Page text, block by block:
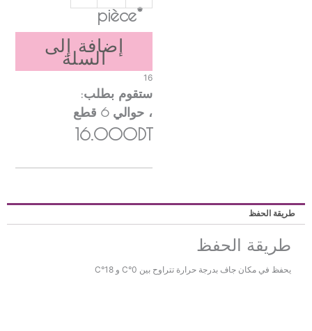
إضافة إلى
السلة
ستقوم بطلب:
، حوالي6 قطع
16.000DT
طريقة الحفظ
طريقة الحفظ
يحفظ في مكان جاف بدرجة حرارة تتراوح بين 0°C و 18°C